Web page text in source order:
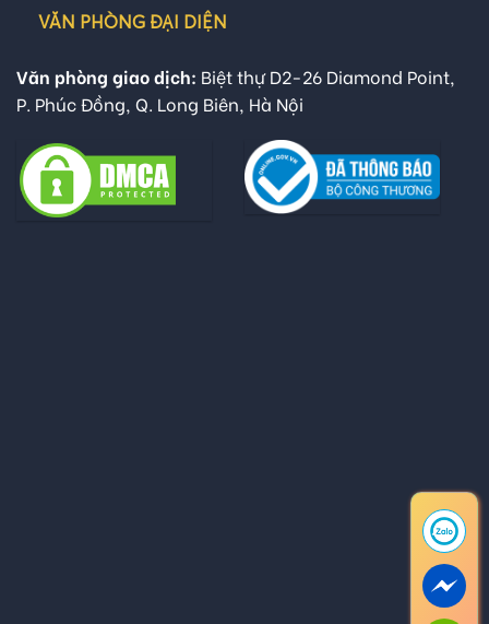
VĂN PHÒNG ĐẠI DIỆN
Văn phòng giao dịch: Biệt thự D2-26 Diamond Point,
P. Phúc Đồng, Q. Long Biên, Hà Nội